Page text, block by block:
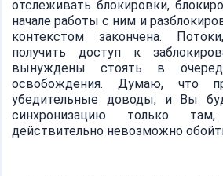
отслеживать блокировки,
начале работы с ним и
контекстом закончена.
получить доступ к
вынуждены стоять в
освобождения. Думаю, что
убедительные доводы, и Вы
синхронизацию только
действительно невозможно